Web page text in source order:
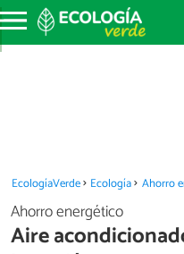
EcologíaVerde Ecología Ahorro
Ahorro energético
Aire